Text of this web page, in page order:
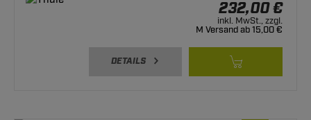
232,00 €
inkl. MwSt., zzgl.
M Versand ab 15,00 €
DETAILS